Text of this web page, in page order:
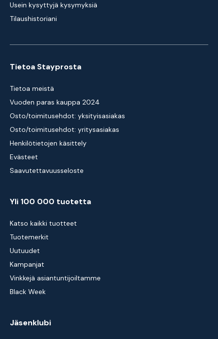
Usein kysyttyjä kysymyksiä
Tilaushistoriani
Tietoa Stayprosta
Tietoa meistä
Vuoden paras kauppa 2024
Osto/toimitusehdot: yksityisasiakas
Osto/toimitusehdot: yritysasiakas
Henkilötietojen käsittely
Evästeet
Saavutettavuusseloste
Yli 100 000 tuotetta
Katso kaikki tuotteet
Tuotemerkit
Uutuudet
Kampanjat
Vinkkejä asiantuntijoiltamme
Black Week
Jäsenklubi